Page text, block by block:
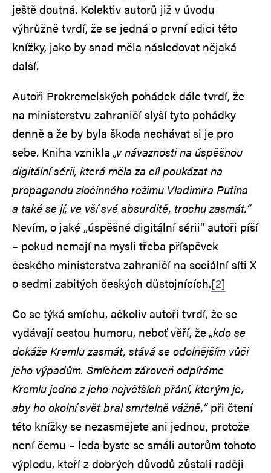
ještě doutná. Kolektiv autorů již v úvodu
výhrůžně tvrdí, že se jedná o první edici této
knížky, jako by snad měla následovat nějaká
další.
Autoři Prokremelských pohádek dále tvrdí, že
na ministerstvu zahraničí slyší tyto pohádky
denně a že by byla škoda nechávat si je pro
sebe. Kniha vznikla„v návaznosti na úspěšnou
digitální sérii, která měla za cíl poukázat na
propagandu zločinného režimu Vladimira Putina
a také se jí, ve vší své absurditě, trochu zasmát.“
Nevím, o jaké „úspěšné digitální sérii“ autoři píší
– pokud nemají na mysli třeba příspěvek
českého ministerstva zahraničí na sociální síti X
o sedmi zabitých českých důstojnících.[2]
Co se týká smíchu, ačkoliv autoři tvrdí, že se
vydávají cestou humoru, neboť věří, že„kdo se
dokáže Kremlu zasmát, stává se odolnějším vůči
jeho výpadům. Smíchem zároveň odpíráme
Kremlu jedno z jeho největších přání, kterým je,
aby ho okolní svět bral smrtelně vážně,“při čtení
této knížky se nezasmějete ani jednou, protože
není čemu – leda byste se smáli autorům tohoto
výplodu, kteří z dobrých důvodů zůstali raději